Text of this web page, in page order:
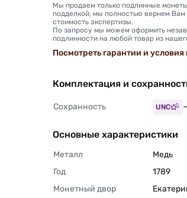
Мы продаем только подлинные
подделкой, мы полностью вернем Вам
стоимость экспертизы.
По запросу мы можем оформить
подлинности на любой товар из
Посмотреть гарантии и условия
Комплектация и
Сохранность UNC
Основные характеристики
Металл
Медь
Год
1789
Монетный двор